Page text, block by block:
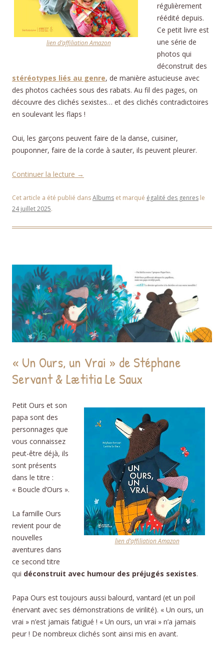
lien d’affiliation Amazon
régulièrement
réédité depuis.
Ce petit livre est
une série de
photos qui
déconstruit des
stéréotypes liés au genre, de manière astucieuse avec
des photos cachées sous des rabats. Au fil des pages, on
découvre des clichés sexistes… et des clichés contradictoires
en soulevant les flaps !
Oui, les garçons peuvent faire de la danse, cuisiner,
pouponner, faire de la corde à sauter, ils peuvent pleurer.
Continuer la lecture →
Cet article a été publié dansAlbums et marqué égalité des genres le
24 juillet 2025.
« Un Ours, un Vrai » de Stéphane
Servant & Lætitia Le Saux
lien d’affiliation Amazon
Petit Ours et son
papa sont des
personnages que
vous connaissez
peut-être déjà, ils
sont présents
dans le titre :
« Boucle d’Ours ».
La famille Ours
revient pour de
nouvelles
aventures dans
ce second titre
qui déconstruit avec humour des préjugés sexistes.
Papa Ours est toujours aussi balourd, vantard (et un poil
énervant avec ses démonstrations de virilité). « Un ours, un
vrai » n’est jamais fatigué ! « Un ours, un vrai » n’a jamais
peur ! De nombreux clichés sont ainsi mis en avant.